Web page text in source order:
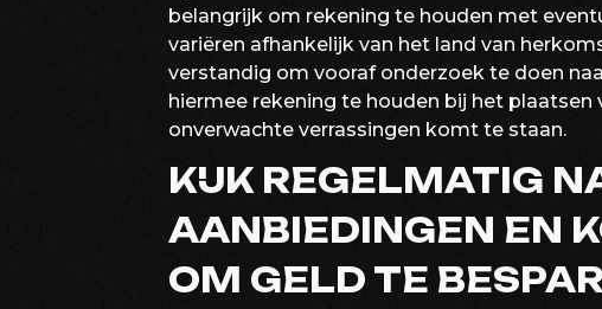
belangrijk om rekening te houden met
variëren afhankelijk van het land van
verstandig om vooraf onderzoek te doen
hiermee rekening te houden bij het
onverwachte verrassingen komt te staan.
KIJK REGELMATIG
AANBIEDINGEN EN
OM GELD TE